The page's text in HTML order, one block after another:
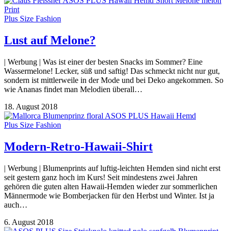
Plus Size Fashion
Lust auf Melone?
| Werbung | Was ist einer der besten Snacks im Sommer? Eine
Wassermelone! Lecker, süß und saftig! Das schmeckt nicht nur gut,
sondern ist mittlerweile in der Mode und bei Deko angekommen. So
wie Ananas findet man Melodien überall…
18. August 2018
Plus Size Fashion
Modern-Retro-Hawaii-Shirt
| Werbung | Blumenprints auf luftig-leichten Hemden sind nicht erst
seit gestern ganz hoch im Kurs! Seit mindestens zwei Jahren
gehören die guten alten Hawaii-Hemden wieder zur sommerlichen
Männermode wie Bomberjacken für den Herbst und Winter. Ist ja
auch…
6. August 2018